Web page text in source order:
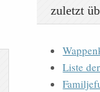
zuletzt
Liste